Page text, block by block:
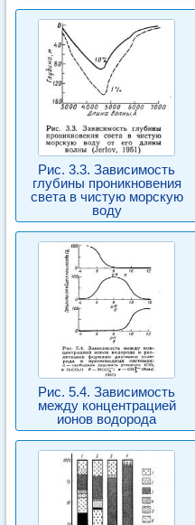
Рис. 3.3. Зависимость
глубины проникновения
света в чистую морскую
воду
Рис. 5.4. Зависимость
между концентрацией
ионов водорода